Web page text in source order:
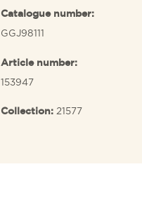
Catalogue number:
GGJ98111
Article number:
153947
Collection: 21577